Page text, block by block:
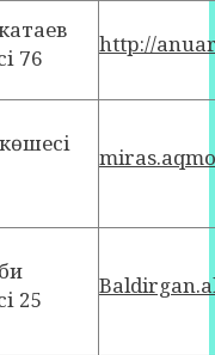
76
http://
25